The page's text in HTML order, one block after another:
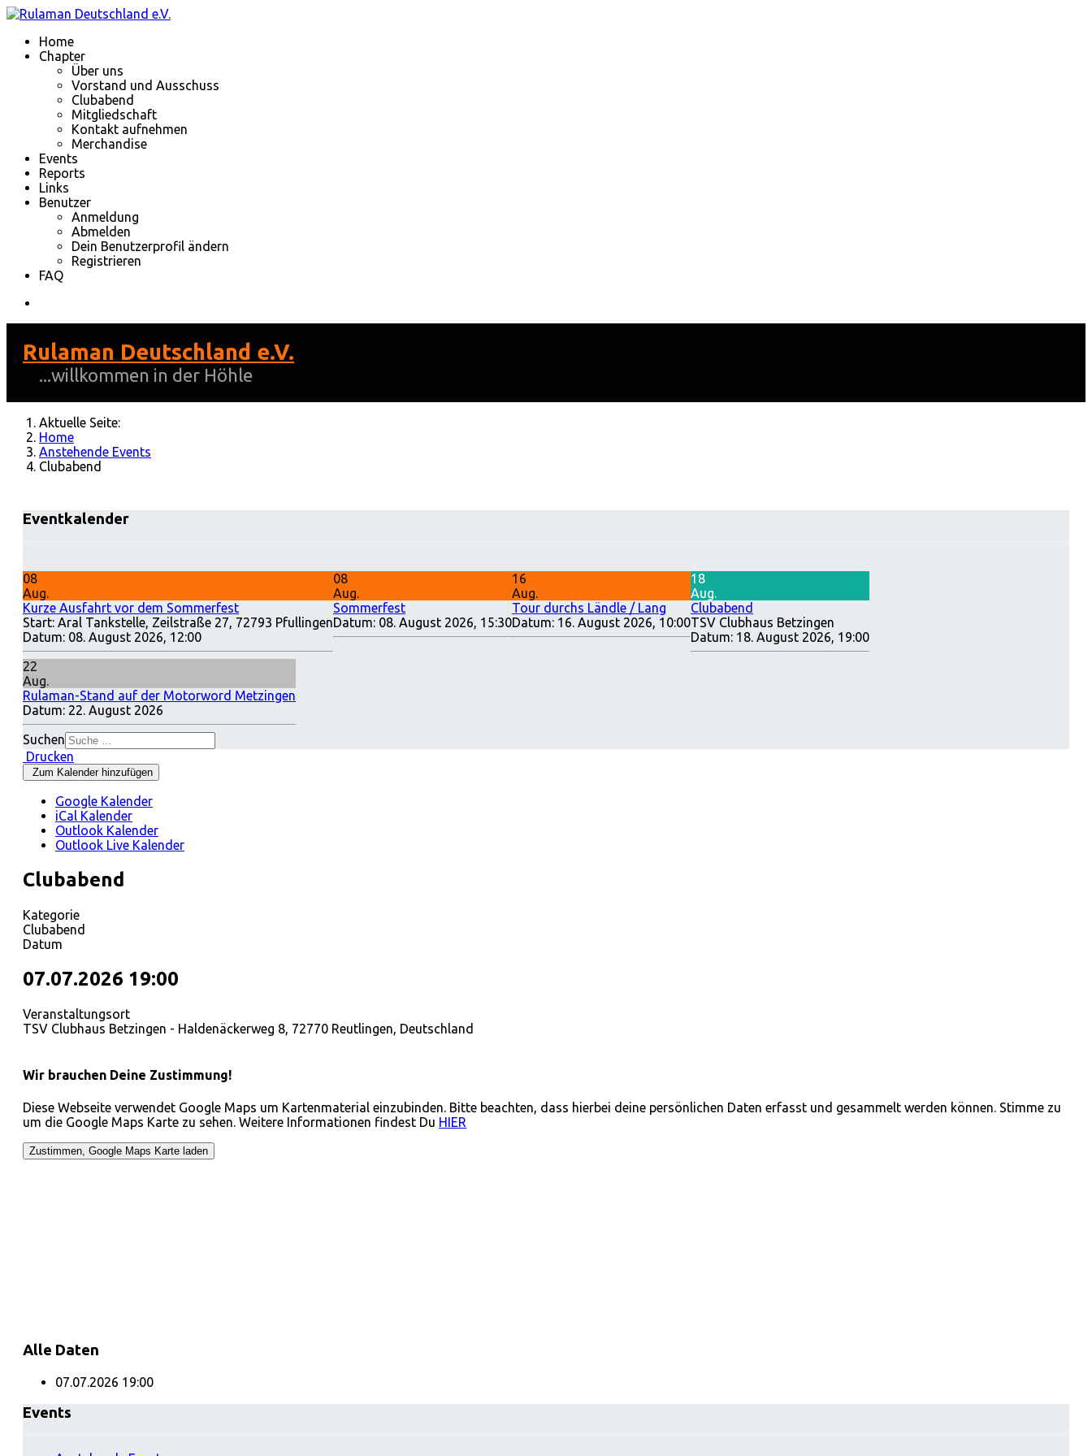
Home
Chapter
Über uns
Vorstand und Ausschuss
Clubabend
Mitgliedschaft
Kontakt aufnehmen
Merchandise
Events
Reports
Links
Benutzer
Anmeldung
Abmelden
Dein Benutzerprofil ändern
Registrieren
FAQ
Rulaman Deutschland e.V.
...willkommen in der Höhle
Aktuelle Seite:
Home
Anstehende Events
Clubabend
Eventkalender
08
Aug.
Kurze Ausfahrt vor dem Sommerfest
Start: Aral Tankstelle, Zeilstraße 27, 72793 Pfullingen
Datum: 08. August 2026, 12:00
08
Aug.
Sommerfest
Datum: 08. August 2026, 15:30
16
Aug.
Tour durchs Ländle / Lang
Datum: 16. August 2026, 10:00
18
Aug.
Clubabend
TSV Clubhaus Betzingen
Datum: 18. August 2026, 19:00
22
Aug.
Rulaman-Stand auf der Motorword Metzingen
Datum: 22. August 2026
Suchen
Drucken
Zum Kalender hinzufügen
Google Kalender
iCal Kalender
Outlook Kalender
Outlook Live Kalender
Clubabend
Kategorie
Clubabend
Datum
07.07.2026 19:00
Veranstaltungsort
TSV Clubhaus Betzingen - Haldenäckerweg 8, 72770 Reutlingen, Deutschland
Wir brauchen Deine Zustimmung!
Diese Webseite verwendet Google Maps um Kartenmaterial einzubinden. Bitte beachten, dass hierbei deine persönlichen Daten erfasst und gesammelt werden können. Stimme zu
um die Google Maps Karte zu sehen. Weitere Informationen findest Du HIER
Alle Daten
07.07.2026 19:00
Events